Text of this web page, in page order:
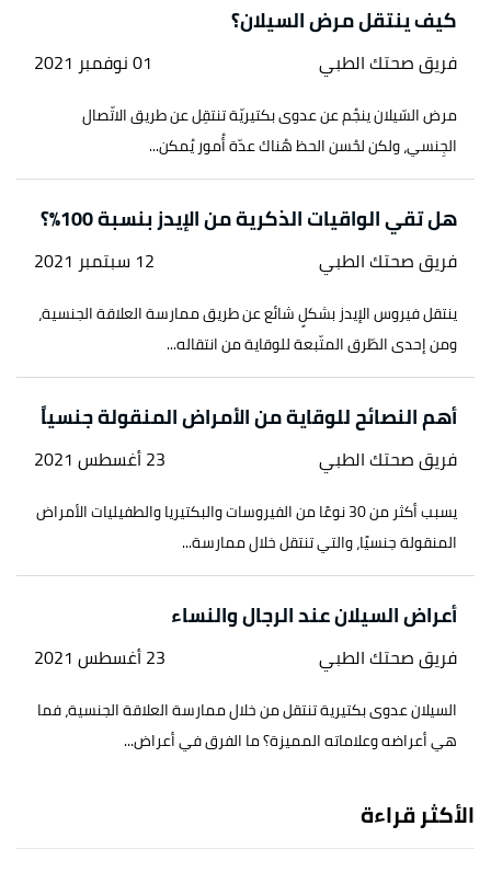
كيف ينتقل مرض السيلان؟
فريق صحتك الطبي 01 نوفمبر 2021
مرض السّيلان ينجُم عن عدوى بكتيريّة تنتقِل عن طريق الاتّصال
الجِنسي، ولكن لحُسن الحظ هُناك عدّة أُمور يُمكن...
هل تقي الواقيات الذكرية من الإيدز بنسبة 100%؟
فريق صحتك الطبي 12 سبتمبر 2021
ينتقل فيروس الإيدز بشكلٍ شائع عن طريق ممارسة العلاقة الجنسية،
ومن إحدى الطّرق المتّبعة للوقاية من انتقاله...
أهم النصائح للوقاية من الأمراض المنقولة جنسياً
فريق صحتك الطبي 23 أغسطس 2021
يسبب أكثر من 30 نوعًا من الفيروسات والبكتيريا والطفيليات الأمراض
المنقولة جنسيًا، والتي تنتقل خلال ممارسة...
أعراض السيلان عند الرجال والنساء
فريق صحتك الطبي 23 أغسطس 2021
السيلان عدوى بكتيرية تنتقل من خلال ممارسة العلاقة الجنسية، فما
هي أعراضه وعلاماته المميزة؟ ما الفرق في أعراض...
الأكثر قراءة